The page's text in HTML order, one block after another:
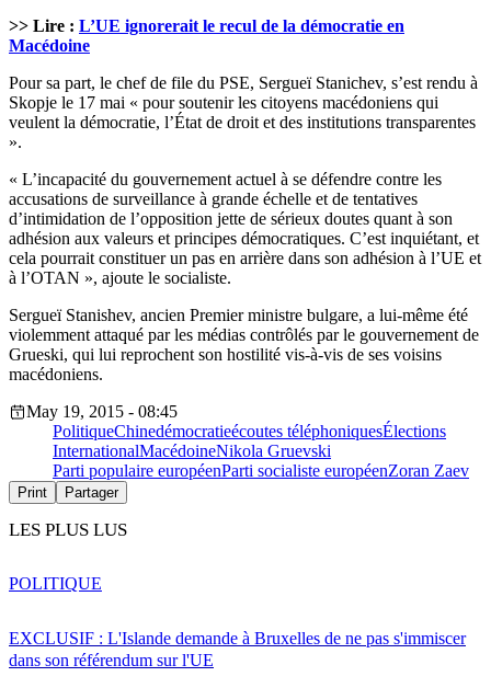
>> Lire : L’UE ignorerait le recul de la démocratie en
Macédoine
Pour sa part, le chef de file du PSE, Sergueï Stanichev, s’est rendu à
Skopje le 17 mai « pour soutenir les citoyens macédoniens qui
veulent la démocratie, l’État de droit et des institutions transparentes
».
« L’incapacité du gouvernement actuel à se défendre contre les
accusations de surveillance à grande échelle et de tentatives
d’intimidation de l’opposition jette de sérieux doutes quant à son
adhésion aux valeurs et principes démocratiques. C’est inquiétant, et
cela pourrait constituer un pas en arrière dans son adhésion à l’UE et
à l’OTAN », ajoute le socialiste.
Sergueï Stanishev, ancien Premier ministre bulgare, a lui-même été
violemment attaqué par les médias contrôlés par le gouvernement de
Grueski, qui lui reprochent son hostilité vis-à-vis de ses voisins
macédoniens.
May 19, 2015 - 08:45
PolitiqueChinedémocratieécoutes téléphoniquesÉlections
InternationalMacédoineNikola Gruevski
Parti populaire européenParti socialiste européenZoran Zaev
Print Partager
LES PLUS LUS
EXCLUSIF : L'Islande demande à Bruxelles de ne pas s'immiscer
dans son référendum sur l'UE
POLITIQUE